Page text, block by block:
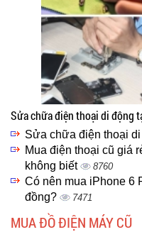
Sửa chữa điện thoại di động
Sửa chữa điện thoại
Mua điện thoại cũ giá
không biết
8760
Có nên mua iPhone 6
đồng?
7471
MUA ĐỒ ĐIỆN MÁY CŨ